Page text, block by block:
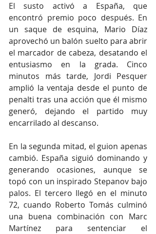
El susto activó a España, que
encontró premio poco después. En
un saque de esquina, Mario Díaz
aprovechó un balón suelto para abrir
el marcador de cabeza, desatando el
entusiasmo en la grada. Cinco
minutos más tarde, Jordi Pesquer
amplió la ventaja desde el punto de
penalti tras una acción que él mismo
generó, dejando el partido muy
encarrilado al descanso.
En la segunda mitad, el guion apenas
cambió. España siguió dominando y
generando ocasiones, aunque se
topó con un inspirado Stepanov bajo
palos. El tercero llegó en el minuto
72, cuando Roberto Tomás culminó
una buena combinación con Marc
Martínez para sentenciar el